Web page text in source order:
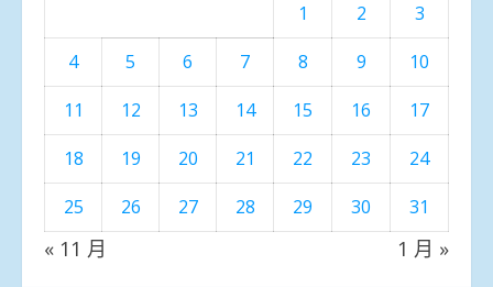
1 2
3
4
5 6 7 8 9
10
11
12 13 14 15 16
17
18
19 20 21 22 23
24
25
26 27 28 29 30 31
« 11 月 1 月 »